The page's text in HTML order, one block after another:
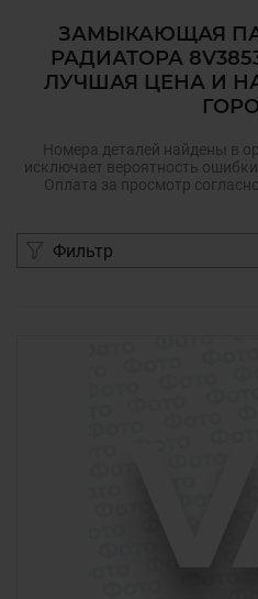
ЗАМЫКАЮЩАЯ
РАДИАТОРА
ЛУЧШАЯ ЦЕНА И
Номера деталей найдены в
исключает вероятность
Оплата за просмотр
Фильтр